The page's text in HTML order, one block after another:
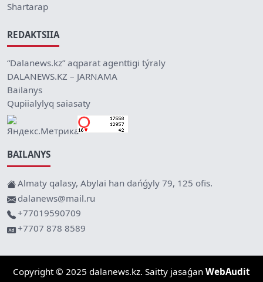
Shartarap
REDAKTSIIA
“Dalanews.kz” aqparat agenttigi týraly
DALANEWS.KZ – JARNAMA
Bailanys
Qupiialylyq saiasaty
BAILANYS
Almaty qalasy, Abylai han dańǵyly 79, 125 ofis.
dalanews@mail.ru
+77019590709
+7707 878 8589
Copyright © 2025 dalanews.kz. Saitty jasaǵan WebAudit